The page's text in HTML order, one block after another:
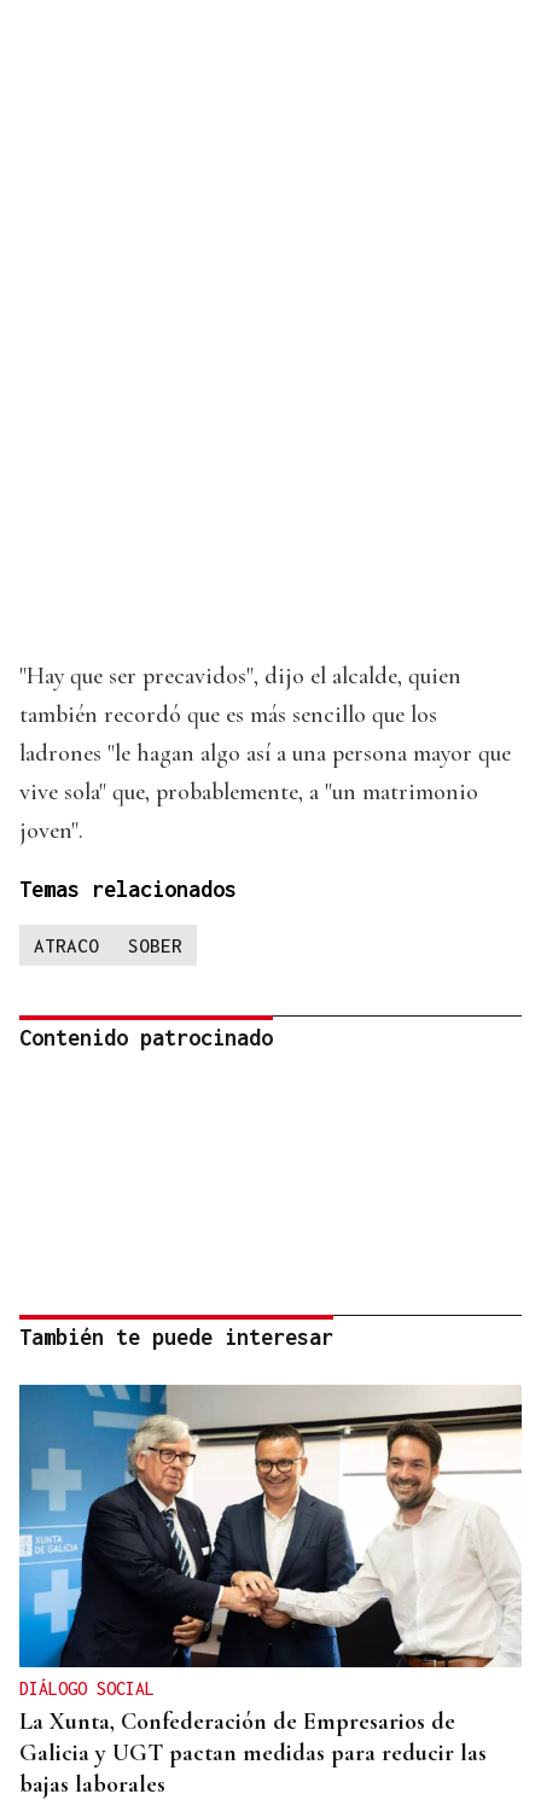
"Hay que ser precavidos", dijo el alcalde, quien
también recordó que es más sencillo que los
ladrones "le hagan algo así a una persona mayor que
vive sola" que, probablemente, a "un matrimonio
joven".
Temas relacionados
ATRACO SOBER
Contenido patrocinado
También te puede interesar
DIÁLOGO SOCIAL
La Xunta, Confederación de Empresarios de
Galicia y UGT pactan medidas para reducir las
bajas laborales